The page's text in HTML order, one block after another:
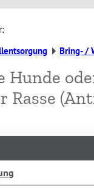
Bring- /
Hunde
Rasse